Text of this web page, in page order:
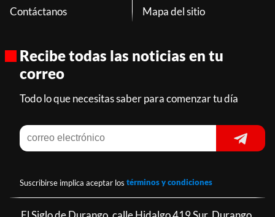
Contáctanos
Mapa del sitio
Recibe todas las noticias en tu
correo
Todo lo que necesitas saber para comenzar tu día
Suscribirse implica aceptar los términos y condiciones